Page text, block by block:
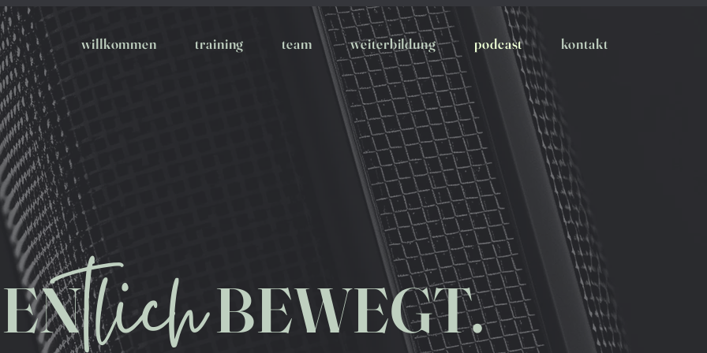
willkommen training team weiterbildung podcast kontakt
BEWEGT.